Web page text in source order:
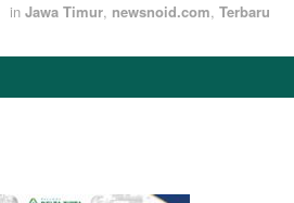
in Jawa Timur, newsnoid.com, Terbaru